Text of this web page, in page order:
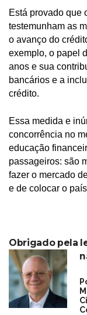
Está provado que
testemunham as
o avanço do
exemplo, o papel
anos e sua
bancários e a
crédito.
Essa medida e
concorrência no
educação
passageiros: são
fazer o mercado
e de colocar o
Obrigado pela